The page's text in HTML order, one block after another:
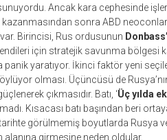
Ancak kara cephesinde
sonra ABD
Birincisi, Rus ordusunun
kendileri için stratejik savunma bölgesi
panik yaratıyor. İkinci faktör yeni
olması. Üçüncüsü de
çıkmasıdır. Batı, ‘Üç yılda
Kısacası batı başından beri
görülmemiş boyutlarda Rusya
girmesine neden oldular.